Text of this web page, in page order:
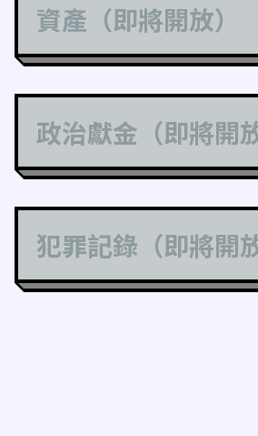
資產（即將開放）
政治獻金（即將開放
犯罪記錄（即將開放